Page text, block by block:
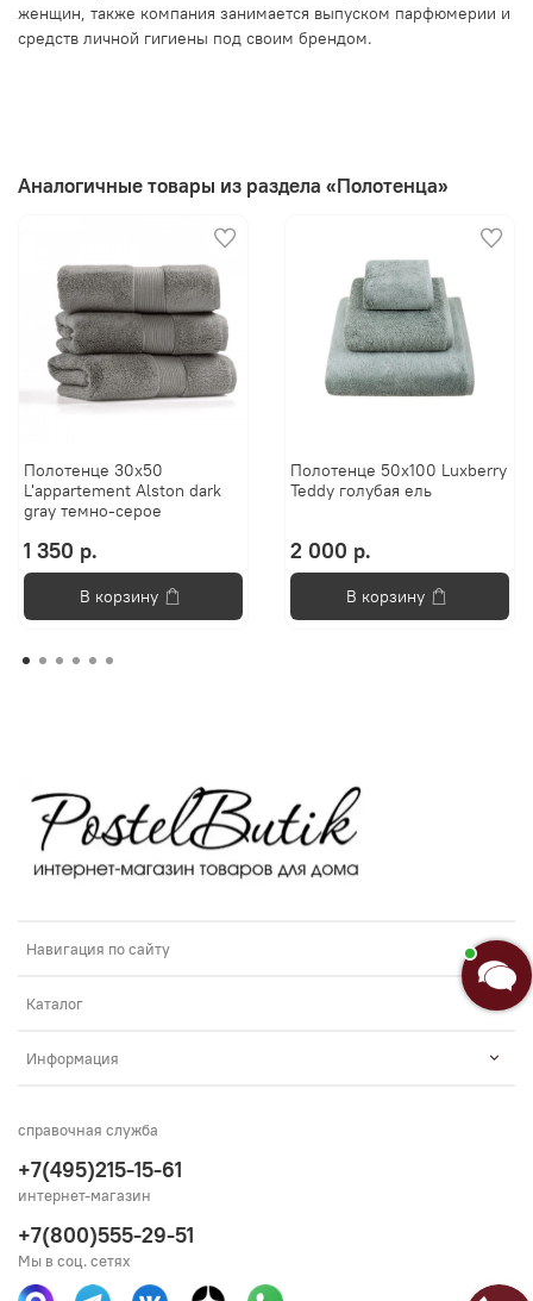
женщин, также компания занимается выпуском парфюмерии и
средств личной гигиены под своим брендом.
Аналогичные товары из раздела «Полотенца»
Полотенце 30х50
L'appartement Alston dark
gray темно-серое
1 350 р.
В корзину
Полотенце 50х100 Luxberry
Teddy голубая ель
2 000 р.
В корзину
Навигация по сайту
Каталог
Информация
справочная служба
+7(495)215-15-61
интернет-магазин
+7(800)555-29-51
Мы в соц. сетях